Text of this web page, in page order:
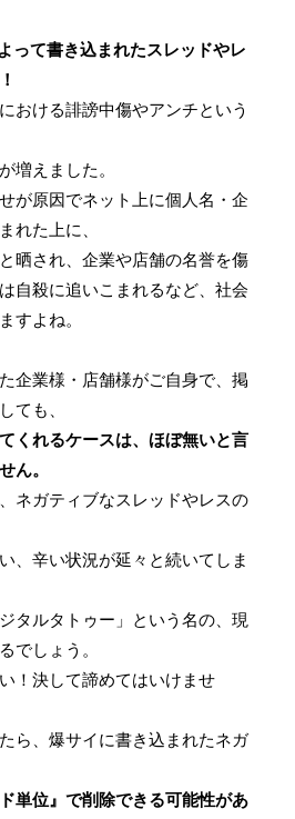
って書き込まれたスレッドやレ
おける誹謗中傷やアンチという
増えました。
が原因でネット上に個人名・企
れた上に、
晒され、企業や店舗の名誉を傷
自殺に追いこまれるなど、社会
すよね。
企業様・店舗様がご自身で、掲
ても、
くれるケースは、ほぼ無いと言
ん。
ネガティブなスレッドやレスの
、辛い状況が延々と続いてしま
タルタトゥー」という名の、現
でしょう。
！決して諦めてはいけませ
ら、爆サイに書き込まれたネガ
単位』で削除できる可能性があ